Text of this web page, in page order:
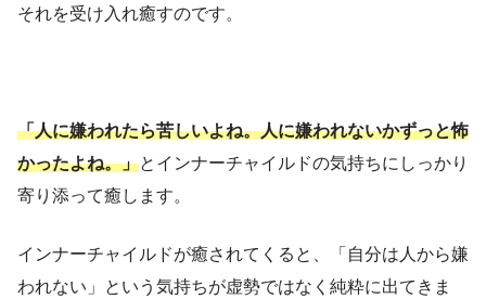
それを受け入れ癒すのです。
「人に嫌われたら苦しいよね。人に嫌われないかずっと怖
かったよね。」とインナーチャイルドの気持ちにしっかり
寄り添って癒します。
インナーチャイルドが癒されてくると、「自分は人から嫌
われない」という気持ちが虚勢ではなく純粋に出てきま